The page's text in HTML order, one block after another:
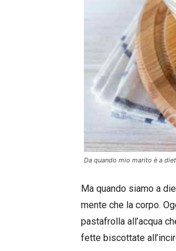
Da quando mio marito è a
Ma quando siamo a
mente che la corpo.
pastafrolla all’acqua
fette biscottate